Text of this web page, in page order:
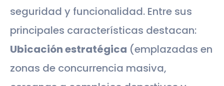
seguridad y funcionalidad. Entre sus
principales características destacan:
Ubicación estratégica (emplazadas en
zonas de concurrencia masiva,